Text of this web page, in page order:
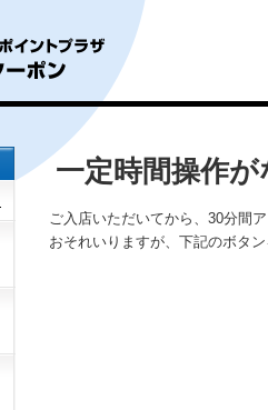
一定時間操作
ご入店いただいてから、30分間
おそれいりますが、下記のボタ